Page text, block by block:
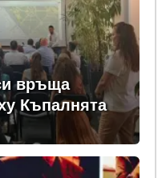
връща
Къпалнята